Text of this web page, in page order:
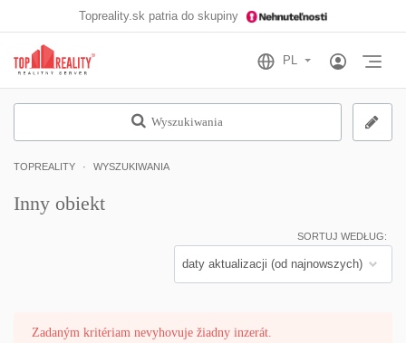
Topreality.sk patria do skupiny
Wyszukiwania
TOPREALITY WYSZUKIWANIA
Inny obiekt
SORTUJ WEDŁUG:
Zadaným kritériam nevyhovuje žiadny inzerát.